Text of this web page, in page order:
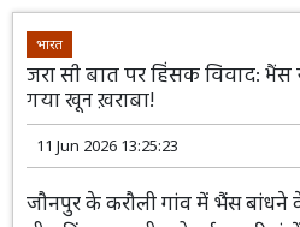
Read More...
भारत
जरा सी बात पर हिंसक विवाद:
गया खून ख़राबा!
11 Jun 2026 13:25:23